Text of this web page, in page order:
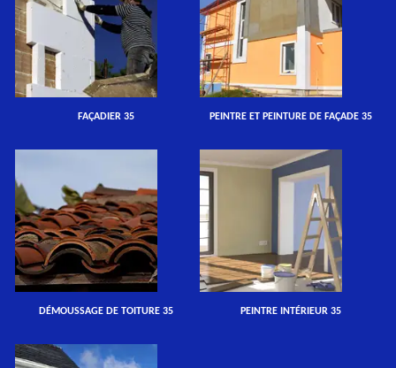
FAÇADIER 35 PEINTRE ET PEINTURE DE FAÇADE 35
DÉMOUSSAGE DE TOITURE 35 PEINTRE INTÉRIEUR 35